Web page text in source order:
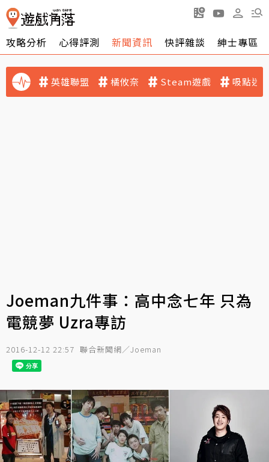
攻略分析 心得評測 新聞資訊 快評雜談 紳士專區
英雄聯盟 橘攸奈 Steam遊戲 吸點迷
Joeman九件事：高中念七年 只為
電競夢 Uzra專訪
2016-12-12 22:57 聯合新聞網／Joeman